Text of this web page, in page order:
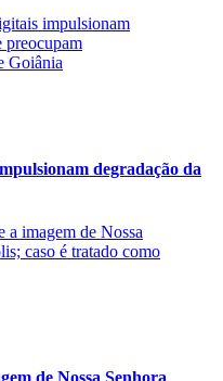
degradação da
de Nossa Senhora